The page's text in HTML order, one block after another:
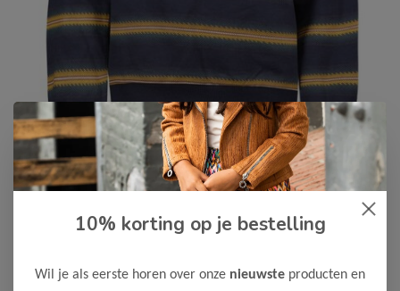
B.Nosy
B Nosy Jongens Scott Sweater
10% korting op je bestelling
Wil je als eerste horen over onze nieuwste producten en